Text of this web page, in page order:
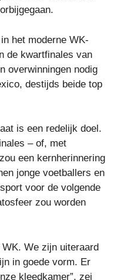
het moderne WK-
de kwartfinales van
overwinningen nodig
destijds beide top
is een redelijk doel.
– of, met
een kernherinnering
jonge voetballers en
voor de volgende
zou worden
We zijn uiteraard
in goede vorm. Er
kleedkamer”, zei